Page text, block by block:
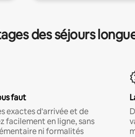
des séjours
faut
exactes d'arrivée et de
facilement en ligne, sans
ni formalités